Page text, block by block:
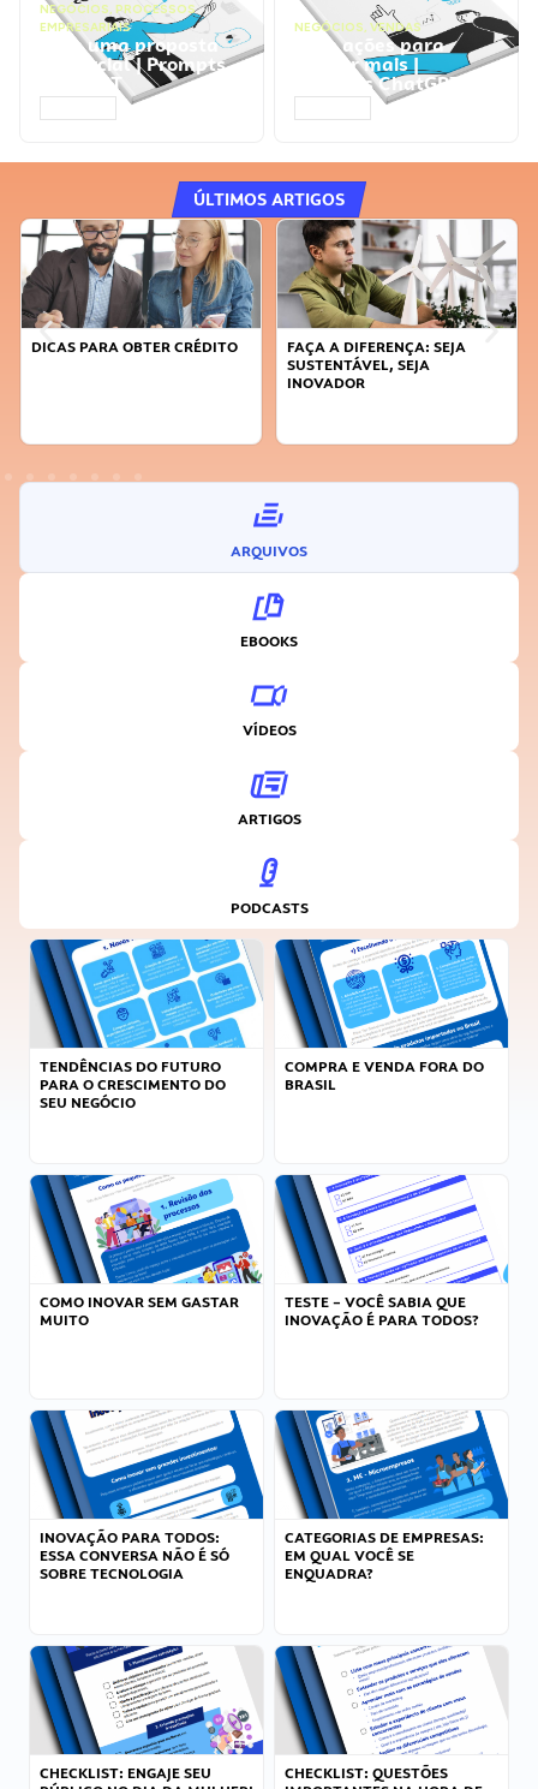
NEGÓCIOS, PROCESSOS
EMPRESARIAIS
Faça uma proposta
comercial | Prompts
ChatGPT
NEGÓCIOS, VENDAS
Faça ações para
vender mais |
Prompts ChatGPT
ÚLTIMOS ARTIGOS
DICAS PARA OBTER CRÉDITO
FAÇA A DIFERENÇA: SEJA
SUSTENTÁVEL, SEJA
INOVADOR
ARQUIVOS
EBOOKS
VÍDEOS
ARTIGOS
PODCASTS
TENDÊNCIAS DO FUTURO
PARA O CRESCIMENTO DO
SEU NEGÓCIO
COMPRA E VENDA FORA DO
BRASIL
COMO INOVAR SEM GASTAR
MUITO
TESTE – VOCÊ SABIA QUE
INOVAÇÃO É PARA TODOS?
INOVAÇÃO PARA TODOS:
ESSA CONVERSA NÃO É SÓ
SOBRE TECNOLOGIA
CATEGORIAS DE EMPRESAS:
EM QUAL VOCÊ SE
ENQUADRA?
CHECKLIST: ENGAJE SEU
CHECKLIST: QUESTÕES